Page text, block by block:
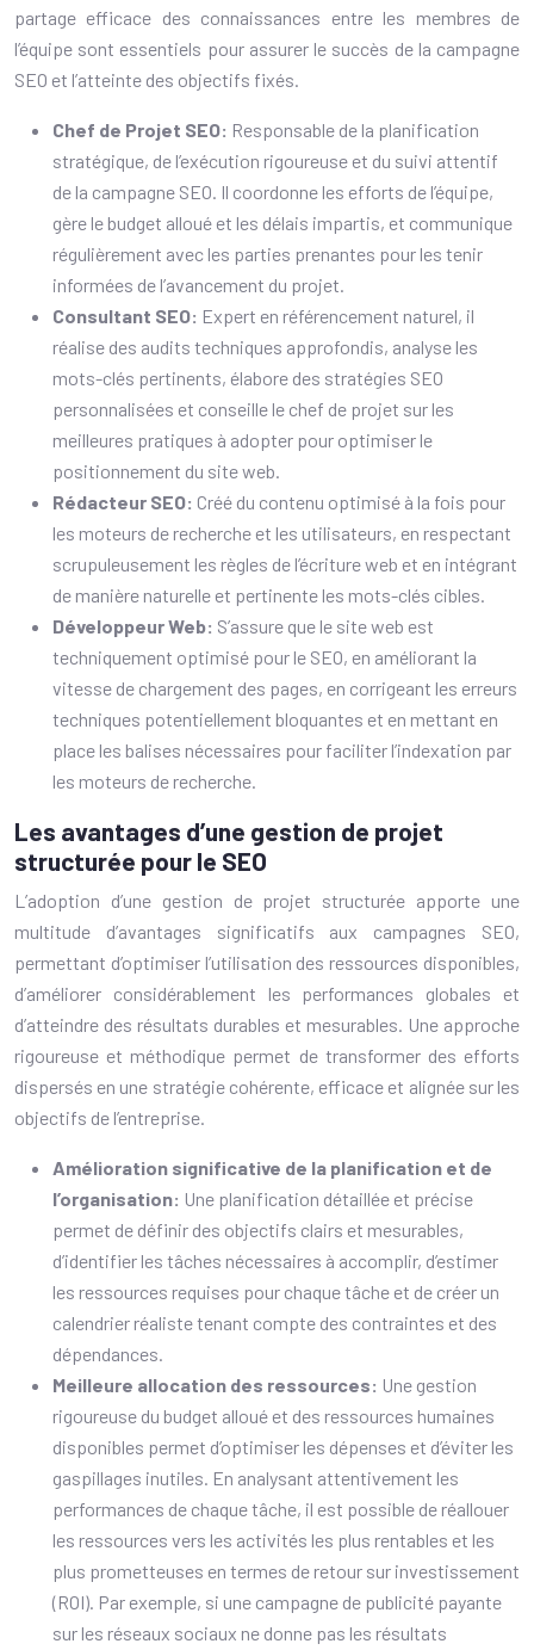
partage efficace des connaissances entre les membres de
l’équipe sont essentiels pour assurer le succès de la campagne
SEO et l’atteinte des objectifs fixés.
Chef de Projet SEO: Responsable de la planification
stratégique, de l’exécution rigoureuse et du suivi attentif
de la campagne SEO. Il coordonne les efforts de l’équipe,
gère le budget alloué et les délais impartis, et communique
régulièrement avec les parties prenantes pour les tenir
informées de l’avancement du projet.
Consultant SEO: Expert en référencement naturel, il
réalise des audits techniques approfondis, analyse les
mots-clés pertinents, élabore des stratégies SEO
personnalisées et conseille le chef de projet sur les
meilleures pratiques à adopter pour optimiser le
positionnement du site web.
Rédacteur SEO: Créé du contenu optimisé à la fois pour
les moteurs de recherche et les utilisateurs, en respectant
scrupuleusement les règles de l’écriture web et en intégrant
de manière naturelle et pertinente les mots-clés cibles.
Développeur Web: S’assure que le site web est
techniquement optimisé pour le SEO, en améliorant la
vitesse de chargement des pages, en corrigeant les erreurs
techniques potentiellement bloquantes et en mettant en
place les balises nécessaires pour faciliter l’indexation par
les moteurs de recherche.
Les avantages d’une gestion de projet
structurée pour le SEO
L’adoption d’une gestion de projet structurée apporte une
multitude d’avantages significatifs aux campagnes SEO,
permettant d’optimiser l’utilisation des ressources disponibles,
d’améliorer considérablement les performances globales et
d’atteindre des résultats durables et mesurables. Une approche
rigoureuse et méthodique permet de transformer des efforts
dispersés en une stratégie cohérente, efficace et alignée sur les
objectifs de l’entreprise.
Amélioration significative de la planification et de
l’organisation: Une planification détaillée et précise
permet de définir des objectifs clairs et mesurables,
d’identifier les tâches nécessaires à accomplir, d’estimer
les ressources requises pour chaque tâche et de créer un
calendrier réaliste tenant compte des contraintes et des
dépendances.
Meilleure allocation des ressources: Une gestion
rigoureuse du budget alloué et des ressources humaines
disponibles permet d’optimiser les dépenses et d’éviter les
gaspillages inutiles. En analysant attentivement les
performances de chaque tâche, il est possible de réallouer
les ressources vers les activités les plus rentables et les
plus prometteuses en termes de retour sur investissement
(ROI). Par exemple, si une campagne de publicité payante
sur les réseaux sociaux ne donne pas les résultats